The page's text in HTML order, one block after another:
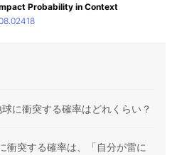
Probability in Context
に衝突する確率はどれくらい？
衝突する確率は、「自分が雷に